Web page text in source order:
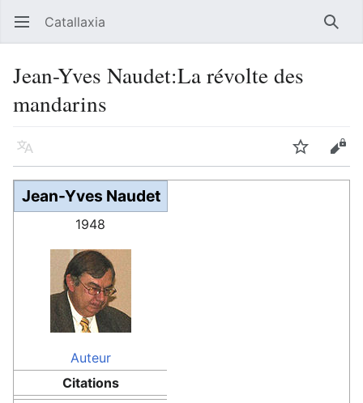
Ouvrir le menu principal Catallaxia
Jean-Yves Naudet:La révolte des
mandarins
Langue Suivre
Jean-Yves Naudet
1948
Auteur
Citations